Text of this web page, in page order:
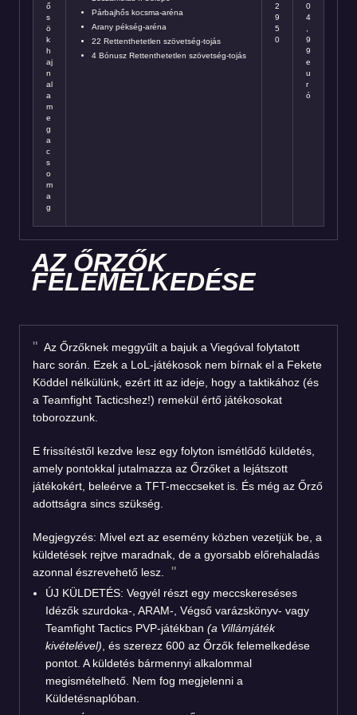
ő
s
ö
k
h
aj
n
al
a
m
e
g
a
c
s
o
m
a
g
Párbajhős kocsma-aréna
Arany pékség-aréna
22 Rettenthetetlen szövetség-tojás
4 Bónusz Rettenthetetlen szövetség-tojás
2
9
5
0
0
4
,
9
9
e
u
r
ó
AZ ŐRZŐK
FELEMELKEDÉSE
Az Őrzőknek meggyűlt a bajuk a Viegóval folytatott
harc során. Ezek a LoL-játékosok nem bírnak el a Fekete
Köddel nélkülünk, ezért itt az ideje, hogy a taktikához (és
a Teamfight Tacticshez!) remekül értő játékosokat
toborozzunk.
E frissítéstől kezdve lesz egy folyton ismétlődő küldetés,
amely pontokkal jutalmazza az Őrzőket a lejátszott
játékokért, beleérve a TFT-meccseket is. És még az Őrző
adottságra sincs szükség.
Megjegyzés: Mivel ezt az esemény közben vezetjük be, a
küldetések rejtve maradnak, de a gyorsabb előrehaladás
azonnal észrevehető lesz.
ÚJ KÜLDETÉS: Vegyél részt egy meccskereséses
Idézők szurdoka-, ARAM-, Végső varázskönyv- vagy
Teamfight Tactics PVP-játékban (a Villámjáték
kivételével), és szerezz 600 az Őrzők felemelkedése
pontot. A küldetés bármennyi alkalommal
megismételhető. Nem fog megjelenni a
Küldetésnaplóban.